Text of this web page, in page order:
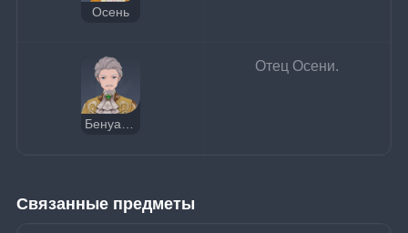
Осень
Отец Осени.
Связанные предметы